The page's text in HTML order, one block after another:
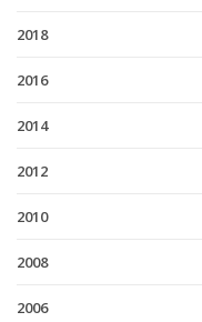
2018
2016
2014
2012
2010
2008
2006